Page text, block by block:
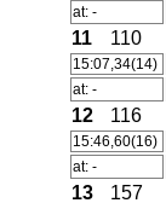
at: -
11
110
15:07,34(14)
at: -
12
116
15:46,60(16)
at: -
13
157